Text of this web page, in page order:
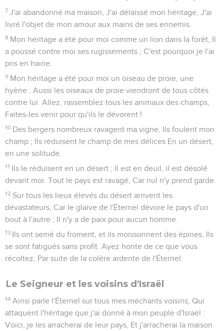
7 J'ai abandonné ma maison, J'ai délaissé mon héritage, J'ai
livré l'objet de mon amour aux mains de ses ennemis.
8 Mon héritage a été pour moi comme un lion dans la forêt, Il
a poussé contre moi ses rugissements ; C'est pourquoi je l'ai
pris en haine.
9 Mon héritage a été pour moi un oiseau de proie, une
hyène ; Aussi les oiseaux de proie viendront de tous côtés
contre lui. Allez, rassemblez tous les animaux des champs,
Faites-les venir pour qu'ils le dévorent !
10 Des bergers nombreux ravagent ma vigne, Ils foulent mon
champ ; Ils réduisent le champ de mes délices En un désert,
en une solitude.
11 Ils le réduisent en un désert ; Il est en deuil, il est désolé
devant moi. Tout le pays est ravagé, Car nul n'y prend garde.
12 Sur tous les lieux élevés du désert arrivent les
dévastateurs, Car le glaive de l'Éternel dévore le pays d'un
bout à l'autre ; Il n'y a de paix pour aucun homme.
13 Ils ont semé du froment, et ils moissonnent des épines, Ils
se sont fatigués sans profit. Ayez honte de ce que vous
récoltez, Par suite de la colère ardente de l'Éternel.
Le Seigneur et les voisins d'Israël
14 Ainsi parle l'Éternel sur tous mes méchants voisins, Qui
attaquent l'héritage que j'ai donné à mon peuple d'Israël :
Voici, je les arracherai de leur pays, Et j'arracherai la maison